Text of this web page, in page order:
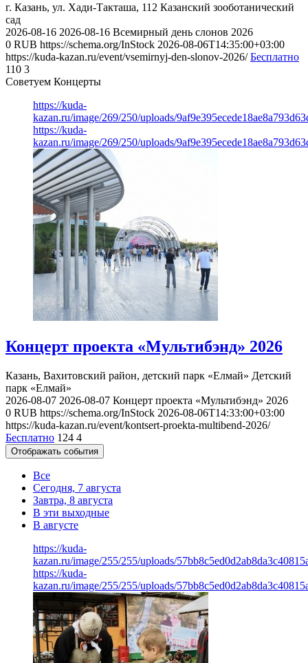
г. Казань, ул. Хади-Такташа, 112 Казанский зооботанический
сад
2026-08-16 2026-08-16 Всемирный день слонов 2026
0 RUB https://schema.org/InStock 2026-08-06T14:35:00+03:00
https://kuda-kazan.ru/event/vsemirnyj-den-slonov-2026/ Бесплатно
110 3
Советуем Концерты
https://kuda-
kazan.ru/image/269/250/uploads/
https://kuda-
kazan.ru/image/269/250/uploads/
Концерт проекта «Мультибэнд» 2026
Казань, Вахитовский район, детский парк «Елмай» Детский
парк «Елмай»
2026-08-07 2026-08-07 Концерт проекта «Мультибэнд» 2026
0 RUB https://schema.org/InStock 2026-08-06T14:33:00+03:00
https://kuda-kazan.ru/event/kontsert-proekta-multibend-2026/
Бесплатно 124 4
Отображать события
Все
Сегодня, 7 августа
Завтра, 8 августа
В эти выходные
В августе
https://kuda-
kazan.ru/image/255/255/uploads/
https://kuda-
kazan.ru/image/255/255/uploads/